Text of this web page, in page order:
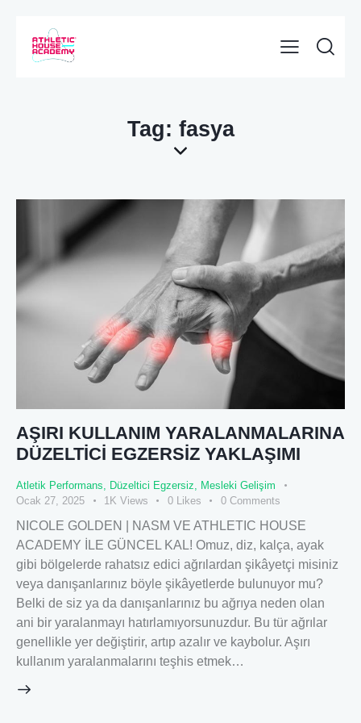
Tag: fasya
AŞIRI KULLANIM YARALANMALARINA
DÜZELTİCİ EGZERSİZ YAKLAŞIMI
Atletik Performans, Düzeltici Egzersiz, Mesleki Gelişim
Ocak 27, 2025
1K Views 0 Likes 0 Comments
NICOLE GOLDEN | NASM VE ATHLETIC HOUSE
ACADEMY İLE GÜNCEL KAL! Omuz, diz, kalça, ayak
gibi bölgelerde rahatsız edici ağrılardan şikâyetçi misiniz
veya danışanlarınız böyle şikâyetlerde bulunuyor mu?
Belki de siz ya da danışanlarınız bu ağrıya neden olan
ani bir yaralanmayı hatırlamıyorsunuzdur. Bu tür ağrılar
genellikle yer değiştirir, artıp azalır ve kaybolur. Aşırı
kullanım yaralanmalarını teşhis etmek…